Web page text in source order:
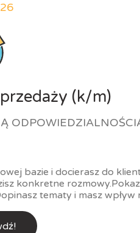
(k/m)
bazie i docierasz do
konkretne
tematy i masz wpływ